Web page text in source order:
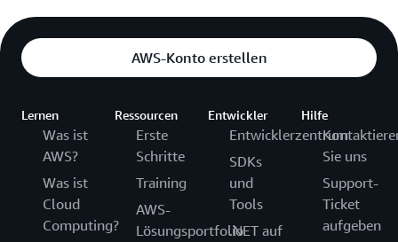
AWS-Konto erstellen
Lernen
Was ist
AWS?
Was ist
Cloud
Computing?
Ressourcen
Erste
Schritte
Training
AWS-
Lösungsportfolio
Entwickler
Entwicklerzentrum
SDKs
und
Tools
.NET auf
Hilfe
Sie uns
Support-
Ticket
aufgeben